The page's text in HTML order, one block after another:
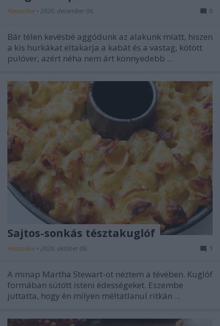
Havasilive • 2020. december 06. 0
Bár télen kevésbé aggódunk az alakunk miatt, hiszen
a kis hurkákat eltakarja a kabát és a vastag, kötött
pulóver, azért néha nem árt könnyedebb ...
Sajtos-sonkás tésztakuglóf
Havasilive • 2020. október 09. 1
A minap Martha Stewart-ot néztem a tévében. Kuglóf
formában sütött isteni édességeket. Eszembe
juttatta, hogy én milyen méltatlanul ritkán ...